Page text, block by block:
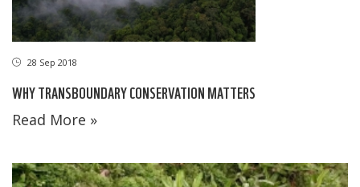
28 Sep 2018
WHY TRANSBOUNDARY CONSERVATION MATTERS
Read More »